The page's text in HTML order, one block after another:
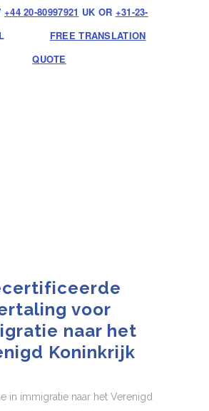
+44 20-80997921 UK OR +31-23-
FREE TRANSLATION
QUOTE
voor
naar het
Koninkrijk
in immigratie naar het Verenigd